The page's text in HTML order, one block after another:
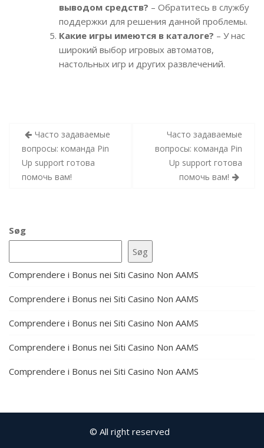
выводом средств? – Обратитесь в службу
поддержки для решения данной проблемы.
Какие игры имеются в каталоге? – У нас
широкий выбор игровых автоматов,
настольных игр и других развлечений.
Indlægsnavigation
Часто задаваемые
вопросы: команда Pin
Up support готова
помочь вам!
Часто задаваемые
вопросы: команда Pin
Up support готова
помочь вам!
Søg
Søg
Comprendere i Bonus nei Siti Casino Non AAMS
Comprendere i Bonus nei Siti Casino Non AAMS
Comprendere i Bonus nei Siti Casino Non AAMS
Comprendere i Bonus nei Siti Casino Non AAMS
Comprendere i Bonus nei Siti Casino Non AAMS
© All right reserved